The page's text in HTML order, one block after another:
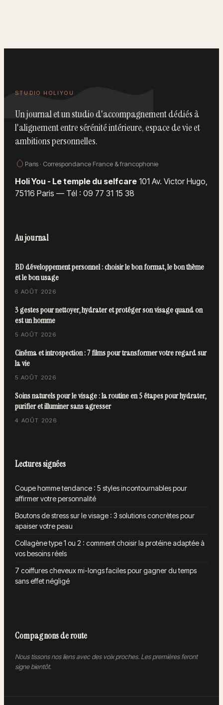
STUDIO HOLIYOU
Un journal et un studio d'accompagnement dédiés à
l'alignement entre sérénité intérieure, espace de vie et
ambitions personnelles.
Paris · Correspondance France & francophonie
Holi You - Le temple du selfcare 101 Av. Victor Hugo,
75116 Paris — Tél : 09 77 31 15 38
Au journal
BD développement personnel : choisir le bon format, le bon thème
et le bon usage
6 AOÛT 2026
3 gestes pour nettoyer, hydrater et protéger son visage quand on
est un homme
5 AOÛT 2026
Cinéma et introspection : 7 films pour transformer votre regard sur
la vie
5 AOÛT 2026
Soins naturels pour le visage : la routine en 5 étapes pour hydrater,
purifier et illuminer sans agresser
4 AOÛT 2026
Lectures signées
Coupe homme tendance : 5 styles incontournables pour
affirmer votre personnalité
Boutons de stress sur le visage : 3 solutions concrètes pour
apaiser votre peau
Collagène type 1 ou 2 : comment choisir la protéine adaptée à
vos besoins réels
7 coiffures cheveux mi-longs faciles pour gagner du temps
sans effet négligé
Compagnons de route
Nous tissons nos liens avec des voix proches. Les premières feront
signe bientôt.